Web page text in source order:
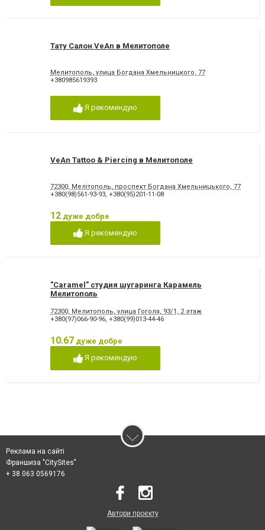
Тату Салон VeAn в Мелитополе
Мелитополь, улица Богдана Хмельницкого, 77
+380985619393
Я рекомендую
VeAn Tattoo & Piercing в Мелитополе
72300, Мелітополь, проспект Богдана Хмельницького, 77
+380(98)561-93-93, +380(95)201-11-08
12 дуже добре
Я рекомендую
"Caramel" cтудия шугаринга Карамель
Мелитополь
72300, Мелитополь, улица Гоголя, 93/1, 2 этаж
+380(97)066-90-96, +380(99)013-44-46
10.67 дуже добре
Я рекомендую
Реклама на сайті
Франшиза "CitySites"
+ 38 063 0569176
Автори проєкту